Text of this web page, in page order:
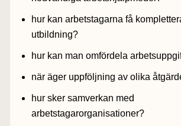
hur kan arbetstagarna få
utbildning?
hur kan man omfördela
när äger uppföljning av olika
hur sker samverkan med
arbetstagarorganisationer?